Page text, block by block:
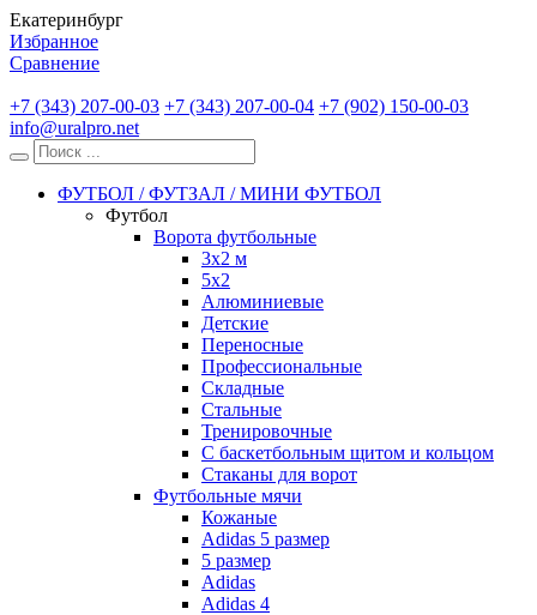
Екатеринбург
Избранное
Сравнение
+7 (343) 207-00-03 +7 (343) 207-00-04 +7 (902) 150-00-03
info@uralpro.net
ФУТБОЛ / ФУТЗАЛ / МИНИ ФУТБОЛ
Футбол
Ворота футбольные
3х2 м
5х2
Алюминиевые
Детские
Переносные
Профессиональные
Складные
Стальные
Тренировочные
С баскетбольным щитом и кольцом
Стаканы для ворот
Футбольные мячи
Кожаные
Adidas 5 размер
5 размер
Adidas
Adidas 4